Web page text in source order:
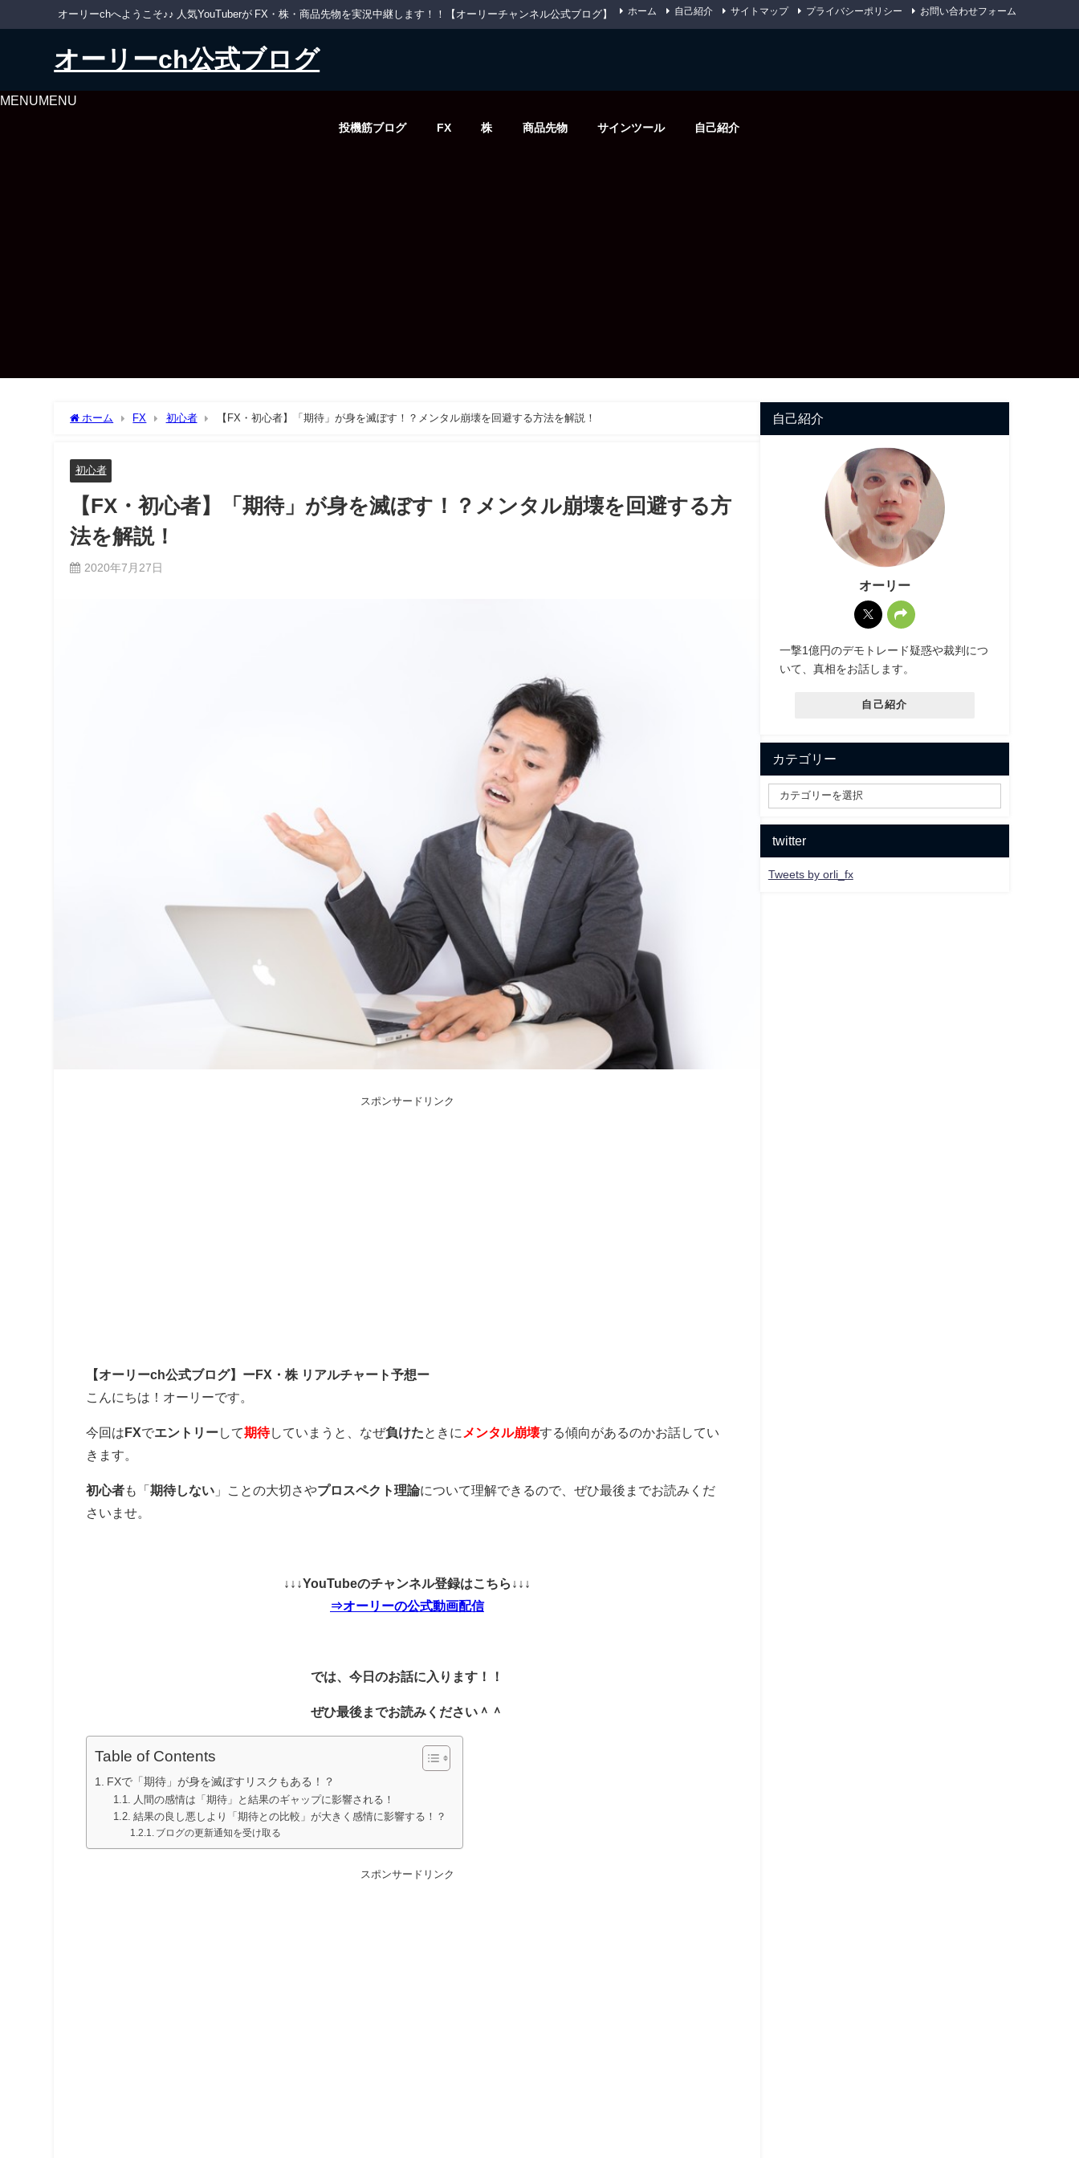
オーリーchへようこそ♪♪ 人気YouTuberが FX・株・商品先物を実況中継します！！【オーリーチャンネル公式ブログ】 ホーム 自己紹介 サイトマップ プライバシーポリシー お問い合わせフォーム
オーリーch公式ブログ
MENUMENU
投機筋ブログ FX 株 商品先物 サインツール 自己紹介
ホーム FX 初心者 【FX・初心者】「期待」が身を滅ぼす！？メンタル崩壊を回避する方法を解説！
初心者
【FX・初心者】「期待」が身を滅ぼす！？メンタル崩壊を回避する方
法を解説！
2020年7月27日
スポンサードリンク
【オーリーch公式ブログ】ーFX・株 リアルチャート予想ー
こんにちは！オーリーです。
今回は FXでエントリーして期待していまうと、なぜ負けた ときに メンタル崩壊する傾向があるのかお話してい
きます。
初心者も「期待しない 」ことの大切さやプロスペクト理論について理解できるので、ぜひ最後までお読みくだ
さいませ。
↓↓↓YouTubeのチャンネル登録はこちら↓↓↓
⇒オーリーの公式動画配信
では、今日のお話に入ります！！
ぜひ最後までお読みください＾＾
Table of Contents
FXで「期待」が身を滅ぼすリスクもある！？
人間の感情は「期待」と結果のギャップに影響される！
結果の良し悪しより「期待との比較」が大きく感情に影響する！？
ブログの更新通知を受け取る
スポンサードリンク
自己紹介
オーリー
一撃1億円のデモトレード疑惑や裁判につ
いて、真相をお話します。
自己紹介
カテゴリー
twitter
Tweets by orli_fx